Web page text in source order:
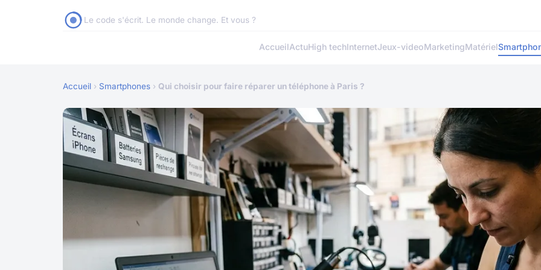
Le code s'écrit. Le monde change. Et vous ?
AccueilActuHigh techInternetJeux-videoMarketingMatériel
Accueil › Smartphones › Qui choisir pour faire réparer un téléphone à Paris ?